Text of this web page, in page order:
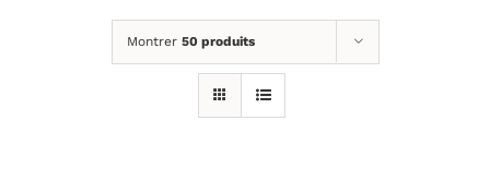
Montrer 50 produits